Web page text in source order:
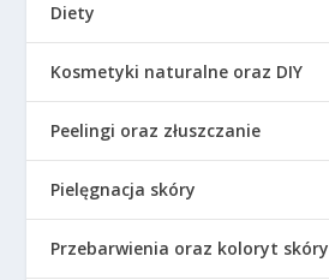
Diety
Kosmetyki naturalne oraz DIY
Peelingi oraz złuszczanie
Pielęgnacja skóry
Przebarwienia oraz koloryt skóry